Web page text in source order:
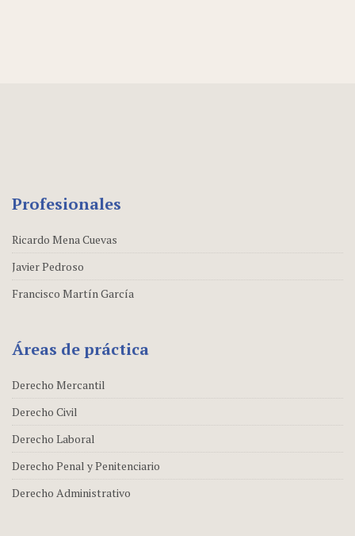
Profesionales
Ricardo Mena Cuevas
Javier Pedroso
Francisco Martín García
Áreas de práctica
Derecho Mercantil
Derecho Civil
Derecho Laboral
Derecho Penal y Penitenciario
Derecho Administrativo